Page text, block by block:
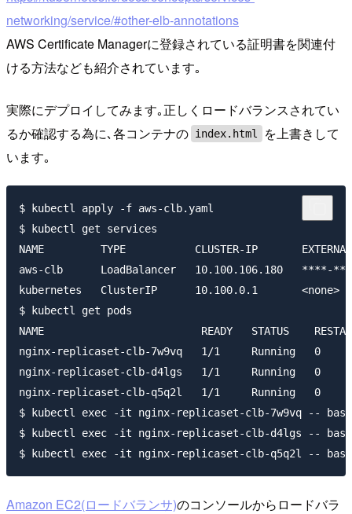
networking/service/#other-elb-annotations
AWS Certificate Managerに登録されている証明書を関連付
ける方法なども紹介されています｡
実際にデプロイしてみます｡正しくロードバランスされてい
るか確認する為に､各コンテナの index.html
を上書きして
います｡
$ kubectl apply -f aws-clb.yaml
$ kubectl get services
NAME         TYPE           CLUSTER-IP
aws-clb      LoadBalancer   10.100.106.180   ****-
kubernetes   ClusterIP      10.100.0.1
$ kubectl get pods
NAME                         READY   STATUS
nginx-replicaset-clb-7w9vq   1/1     Running   0
nginx-replicaset-clb-d4lgs   1/1     Running   0
nginx-replicaset-clb-q5q2l   1/1     Running   0
$ kubectl exec -it nginx-replicaset-clb-7w9vq --
$ kubectl exec -it nginx-replicaset-clb-d4lgs --
Amazon EC2(ロードバランサ)のコンソールからロードバラ